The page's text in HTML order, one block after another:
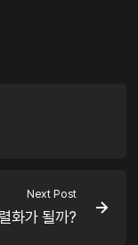
Next Post
화가 될까?